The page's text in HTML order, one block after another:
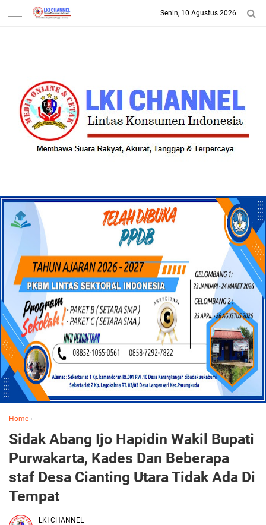
-->
Senin, 10 Agustus 2026
Home ›
Sidak Abang Ijo Hapidin Wakil Bupati
Purwakarta, Kades Dan Beberapa
staf Desa Cianting Utara Tidak Ada Di
Tempat
LKI CHANNEL